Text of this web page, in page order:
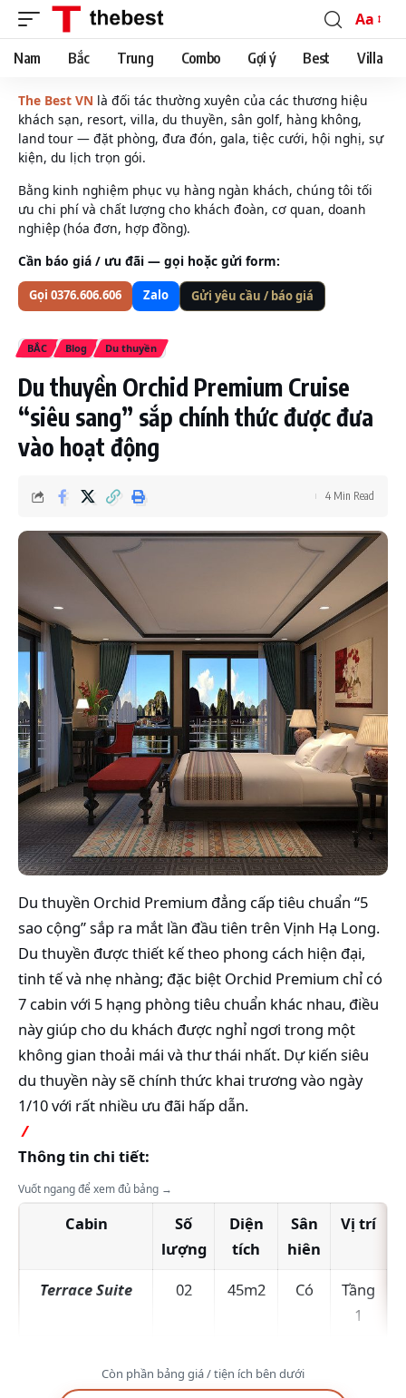
Font
Resizer
Aa
Nam Bắc Trung Combo Gợi ý Best Villa
The Best VN là đối tác thường xuyên của các thương hiệu
khách sạn, resort, villa, du thuyền, sân golf, hàng không,
land tour — đặt phòng, đưa đón, gala, tiệc cưới, hội nghị, sự
kiện, du lịch trọn gói.
Bằng kinh nghiệm phục vụ hàng ngàn khách, chúng tôi tối
ưu chi phí và chất lượng cho khách đoàn, cơ quan, doanh
nghiệp (hóa đơn, hợp đồng).
Cần báo giá / ưu đãi — gọi hoặc gửi form:
Gọi 0376.606.606 Zalo Gửi yêu cầu / báo giá
BẮC Blog Du thuyền
Du thuyền Orchid Premium Cruise
“siêu sang” sắp chính thức được đưa
vào hoạt động
4 Min Read
Du thuyền Orchid Premium đẳng cấp tiêu chuẩn “5
sao cộng” sắp ra mắt lần đầu tiên trên Vịnh Hạ Long.
Du thuyền được thiết kế theo phong cách hiện đại,
tinh tế và nhẹ nhàng; đặc biệt Orchid Premium chỉ có
7 cabin với 5 hạng phòng tiêu chuẩn khác nhau, điều
này giúp cho du khách được nghỉ ngơi trong một
không gian thoải mái và thư thái nhất. Dự kiến siêu
du thuyền này sẽ chính thức khai trương vào ngày
1/10 với rất nhiều ưu đãi hấp dẫn.
️ /
Thông tin chi tiết:
Vuốt ngang để xem đủ bảng →
Cabin
Số
lượng
Diện
tích
Sân
hiên
Vị trí
Terrace Suite 02 45m2 Có
Tầng
1
SuiteCòn phần bảng giá / tiện ích bên dưới